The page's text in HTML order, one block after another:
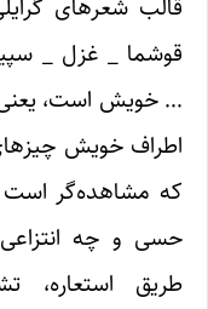
_ غزل _ سپید و
خویش است، یعنی در
خویش چیزهای را
مشاهده‌گر است چه
و چه انتزاعی، از
استعاره، تشبیه